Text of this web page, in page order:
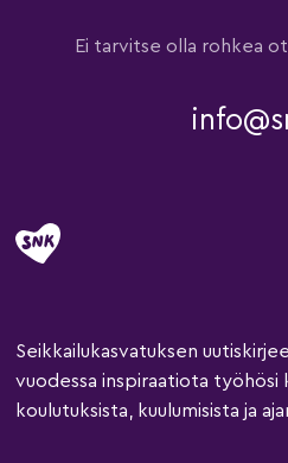
Ei tarvitse olla rohkea
Seikkailukasvatuksen
vuodessa inspiraatiota työhösi
koulutuksista, kuulumisista ja